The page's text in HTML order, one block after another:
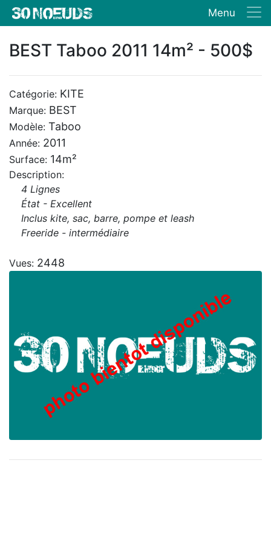
Menu
BEST Taboo 2011 14m² - 500$
Catégorie: KITE
Marque: BEST
Modèle: Taboo
Année: 2011
Surface: 14m²
Description:
4 Lignes
État - Excellent
Inclus kite, sac, barre, pompe et leash
Freeride - intermédiaire
Vues: 2448